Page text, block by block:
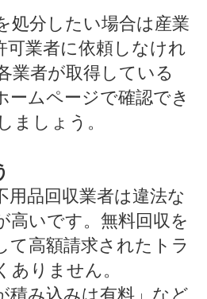
処分したい場合は産業
可業者に依頼しなけれ
業者が取得している
ームページで確認でき
ましょう。
用品回収業者は違法な
高いです。無料回収を
て高額請求されたトラ
ありません。
積み込みは有料」など